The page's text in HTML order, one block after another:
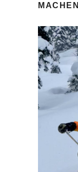
MACHEN